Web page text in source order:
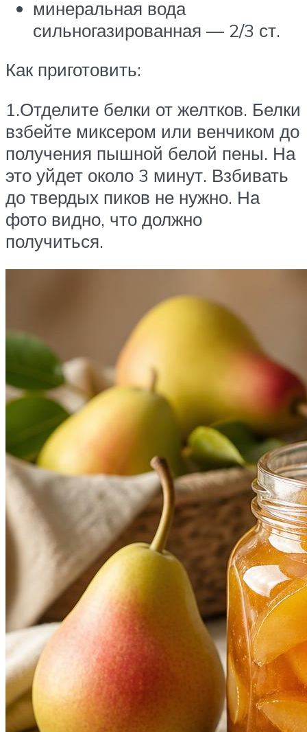
минеральная вода
сильногазированная — 2/3 ст.
Как приготовить:
1.Отделите белки от желтков. Белки
взбейте миксером или венчиком до
получения пышной белой пены. На
это уйдет около 3 минут. Взбивать
до твердых пиков не нужно. На
фото видно, что должно
получиться.